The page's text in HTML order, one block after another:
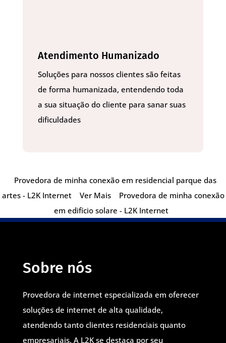
Atendimento Humanizado
Soluções para nossos clientes são feitas
de forma humanizada, entendendo toda
a sua situação do cliente para sanar suas
dificuldades
Provedora de minha conexão em residencial parque das
artes - L2K Internet
Ver Mais
Provedora de minha conexão
em edifício solare - L2K Internet
Sobre nós
Provedora de internet especializada em oferecer
soluções de internet de alta qualidade,
atendendo tanto clientes residenciais quanto
empresariais. A L2K se destaca por seu